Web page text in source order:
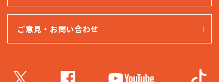
ご意見・お問い合わせ